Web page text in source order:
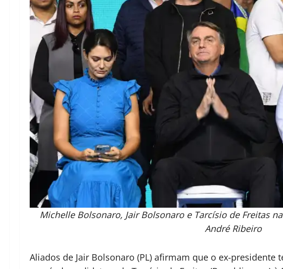
Michelle Bolsonaro, Jair Bolsonaro e Tarcísio de Freitas
André Ribeiro
Aliados de Jair Bolsonaro (PL) afirmam que o ex-